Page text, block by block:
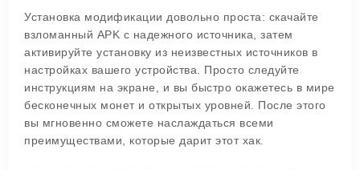
Установка модификации довольно проста: скачайте
взломанный APK с надежного источника, затем
активируйте установку из неизвестных источников в
настройках вашего устройства. Просто следуйте
инструкциям на экране, и вы быстро окажетесь в мире
бесконечных монет и открытых уровней. После этого
вы мгновенно сможете наслаждаться всеми
преимуществами, которые дарит этот хак.